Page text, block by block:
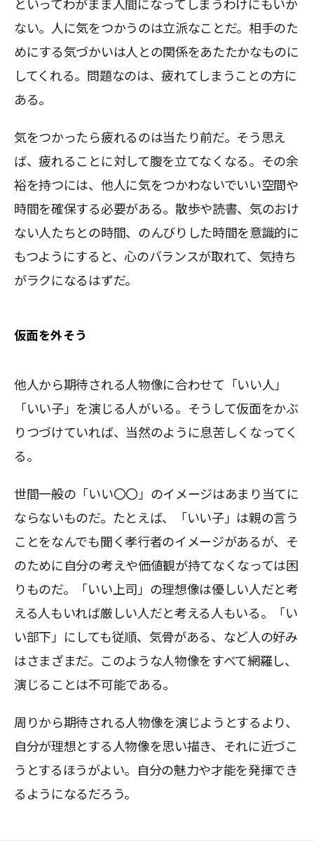
といってわがまま人間になってしまうわけにもいか
ない。人に気をつかうのは立派なことだ。相手のた
めにする気づかいは人との関係をあたたかなものに
してくれる。問題なのは、疲れてしまうことの方に
ある。
気をつかったら疲れるのは当たり前だ。そう思え
ば、疲れることに対して腹を立てなくなる。その余
裕を持つには、他人に気をつかわないでいい空間や
時間を確保する必要がある。散歩や読書、気のおけ
ない人たちとの時間、のんびりした時間を意識的に
もつようにすると、心のバランスが取れて、気持ち
がラクになるはずだ。
仮面を外そう
他人から期待される人物像に合わせて「いい人」
「いい子」を演じる人がいる。そうして仮面をかぶ
りつづけていれば、当然のように息苦しくなってく
る。
世間一般の「いい〇〇」のイメージはあまり当てに
ならないものだ。たとえば、「いい子」は親の言う
ことをなんでも聞く孝行者のイメージがあるが、そ
のために自分の考えや価値観が持てなくなっては困
りものだ。「いい上司」の理想像は優しい人だと考
える人もいれば厳しい人だと考える人もいる。「い
い部下」にしても従順、気骨がある、など人の好み
はさまざまだ。このような人物像をすべて網羅し、
演じることは不可能である。
周りから期待される人物像を演じようとするより、
自分が理想とする人物像を思い描き、それに近づこ
うとするほうがよい。自分の魅力や才能を発揮でき
るようになるだろう。